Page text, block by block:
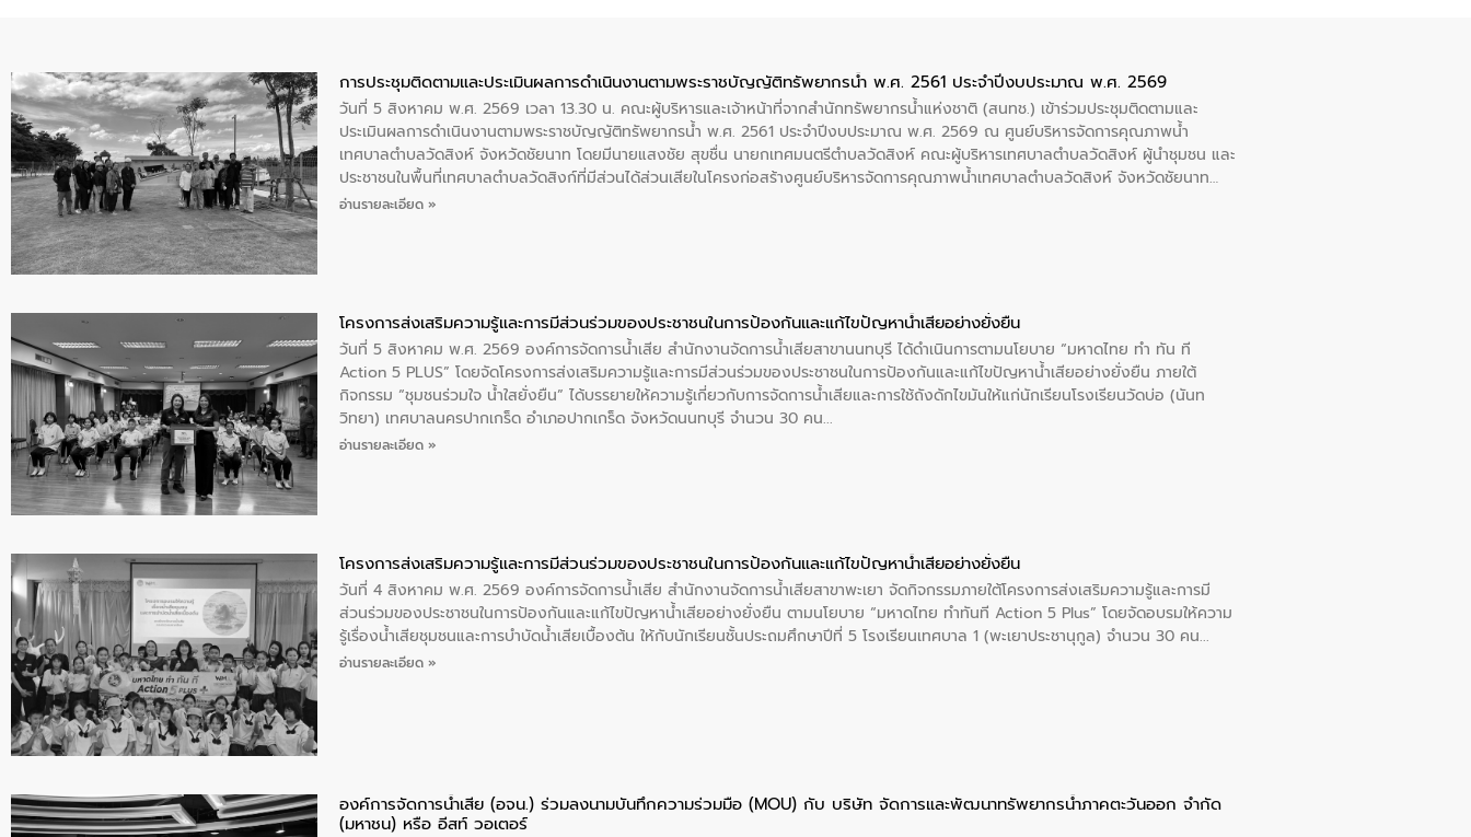
การประชุมติดตามและประเมินผลการดำเนินงานตามพระราชบัญญัติทรัพยากรน้ำ พ.ศ. 2561 ประจำปีงบประมาณ พ.ศ. 2569
วันที่ 5 สิงหาคม พ.ศ. 2569 เวลา 13.30 น. คณะผู้บริหารและเจ้าหน้าที่จากสำนักทรัพยากรน้ำแห่งชาติ (สนทช.) เข้าร่วมประชุมติดตามและ
ประเมินผลการดำเนินงานตามพระราชบัญญัติทรัพยากรน้ำ พ.ศ. 2561 ประจำปีงบประมาณ พ.ศ. 2569 ณ ศูนย์บริหารจัดการคุณภาพน้ำ
เทศบาลตำบลวัดสิงห์ จังหวัดชัยนาท โดยมีนายแสงชัย สุขชื่น นายกเทศมนตรีตำบลวัดสิงห์ คณะผู้บริหารเทศบาลตำบลวัดสิงห์ ผู้นำชุมชน และ
ประชาชนในพื้นที่เทศบาลตำบลวัดสิงก์ที่มีส่วนได้ส่วนเสียในโครงก่อสร้างศูนย์บริหารจัดการคุณภาพน้ำเทศบาลตำบลวัดสิงห์ จังหวัดชัยนาท
ให้การต้อนรับ
อ่านรายละเอียด »
โครงการส่งเสริมความรู้และการมีส่วนร่วมของประชาชนในการป้องกันและแก้ไขปัญหาน้ำเสียอย่างยั่งยืน
วันที่ 5 สิงหาคม พ.ศ. 2569 องค์การจัดการน้ำเสีย สำนักงานจัดการน้ำเสียสาขานนทบุรี ได้ดำเนินการตามนโยบาย “มหาดไทย ทำ ทัน ที
Action 5 PLUS” โดยจัดโครงการส่งเสริมความรู้และการมีส่วนร่วมของประชาชนในการป้องกันและแก้ไขปัญหาน้ำเสียอย่างยั่งยืน ภายใต้
กิจกรรม “ชุมชนร่วมใจ น้ำใสยั่งยืน” ได้บรรยายให้ความรู้เกี่ยวกับการจัดการน้ำเสียและการใช้ถังดักไขมันให้แก่นักเรียนโรงเรียนวัดบ่อ (นันท
วิทยา) เทศบาลนครปากเกร็ด อำเภอปากเกร็ด จังหวัดนนทบุรี จำนวน 30 คน
อ่านรายละเอียด »
โครงการส่งเสริมความรู้และการมีส่วนร่วมของประชาชนในการป้องกันและแก้ไขปัญหาน้ำเสียอย่างยั่งยืน
วันที่ 4 สิงหาคม พ.ศ. 2569 องค์การจัดการน้ำเสีย สำนักงานจัดการน้ำเสียสาขาพะเยา จัดกิจกรรมภายใต้โครงการส่งเสริมความรู้และการมี
ส่วนร่วมของประชาชนในการป้องกันและแก้ไขปัญหาน้ำเสียอย่างยั่งยืน ตามนโยบาย “มหาดไทย ทำทันที Action 5 Plus” โดยจัดอบรมให้ความ
รู้เรื่องน้ำเสียชุมชนและการบำบัดน้ำเสียเบื้องต้น ให้กับนักเรียนชั้นประถมศึกษาปีที่ 5 โรงเรียนเทศบาล 1 (พะเยาประชานุกูล) จำนวน 30 คน
อ่านรายละเอียด »
องค์การจัดการน้ำเสีย (อจน.) ร่วมลงนามบันทึกความร่วมมือ (MOU) กับ บริษัท จัดการและพัฒนาทรัพยากรน้ำภาคตะวันออก จำกัด
(มหาชน) หรือ อีสท์ วอเตอร์